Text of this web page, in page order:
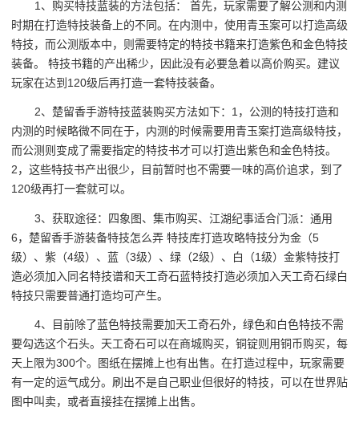
1、购买特技蓝装的方法包括： 首先，玩家需要了解公测和内测
时期在打造特技装备上的不同。在内测中，使用青玉案可以打造高级
特技，而公测版本中，则需要特定的特技书籍来打造紫色和金色特技
装备。 特技书籍的产出稀少，因此没有必要急着以高价购买。建议
玩家在达到120级后再打造一套特技装备。
2、楚留香手游特技蓝装购买方法如下：1，公测的特技打造和
内测的时候略微不同在于，内测的时候需要用青玉案打造高级特技，
而公测则变成了需要指定的特技书才可以打造出紫色和金色特技。
2，这些特技书产出很少，目前暂时也不需要一味的高价追求，到了
120级再打一套就可以。
3、获取途径：四象图、集市购买、江湖纪事适合门派：通用
6，楚留香手游装备特技怎么弄 特技库打造攻略特技分为金（5
级）、紫（4级）、蓝（3级）、绿（2级）、白（1级）金紫特技打
造必须加入同名特技谱和天工奇石蓝特技打造必须加入天工奇石绿白
特技只需要普通打造均可产生。
4、目前除了蓝色特技需要加天工奇石外，绿色和白色特技不需
要勾选这个石头。天工奇石可以在商城购买，铜锭则用铜币购买，每
天上限为300个。图纸在摆摊上也有出售。在打造过程中，玩家需要
有一定的运气成分。刷出不是自己职业但很好的特技，可以在世界贴
图中叫卖，或者直接挂在摆摊上出售。